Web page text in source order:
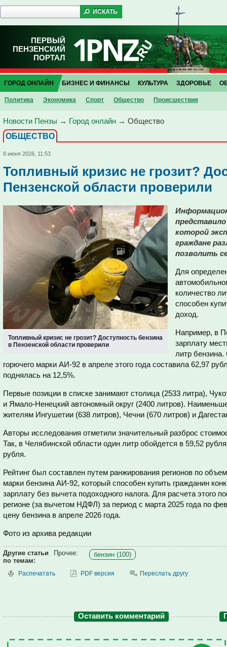
ПЕРВЫЙ
ПЕНЗЕНСКИЙ
ПОРТАЛ
ГОРОД ОНЛАЙН
Политика Экономика Спорт Общество Проиcшествия
БИЗНЕС И ФИНАНСЫ КУЛЬТУРА ЗДОРОВЬЕ
Новости Пензы → Город онлайн → Общество
ОБЩЕСТВО
8 июня 2026, 11:53
Топливный кризис не грозит?
Пензенской области проверили
Топливный кризис не грозит? Доступность бензина
в Пензенской области проверили
которой
граждане
позволить
Для
количество
способен
доход.
Например, в
зарплату
литр
горючего марки АИ-92 в апреле этого года составила 62,97
поднялась на 12,5%.
Первые позиции в списке занимают столица (2533 литра),
и Ямало-Ненецкий автономный округ (2400 литров).
жителям Ингушетии (638 литров), Чечни (670 литров) и
Авторы исследования отметили значительный разброс
Так, в Челябинской области один литр обойдется в 59,52
рубля.
Рейтинг был составлен путем ранжирования регионов по
марки бензина АИ-92, который способен купить гражданин
зарплату без вычета подоходного налога. Для расчета этого
регионе (за вычетом НДФЛ) за период с марта 2025 года по
цену бензина в апреле 2026 года.
Фото из архива редакции
Другие статьи
по темам:
Прочее: бензин (100)
Распечатать PDF версия Переслать другу
Оставить комментарий